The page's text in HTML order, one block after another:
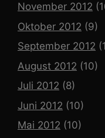
November 2012
Oktober 2012 (9)
September 2012
August 2012 (10)
Juli 2012 (8)
Juni 2012 (10)
Mai 2012 (10)